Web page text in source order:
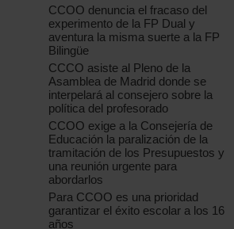
CCOO denuncia el fracaso del
experimento de la FP Dual y
aventura la misma suerte a la FP
Bilingüe
CCCO asiste al Pleno de la
Asamblea de Madrid donde se
interpelará al consejero sobre la
política del profesorado
CCOO exige a la Consejería de
Educación la paralización de la
tramitación de los Presupuestos y
una reunión urgente para
abordarlos
Para CCOO es una prioridad
garantizar el éxito escolar a los 16
años